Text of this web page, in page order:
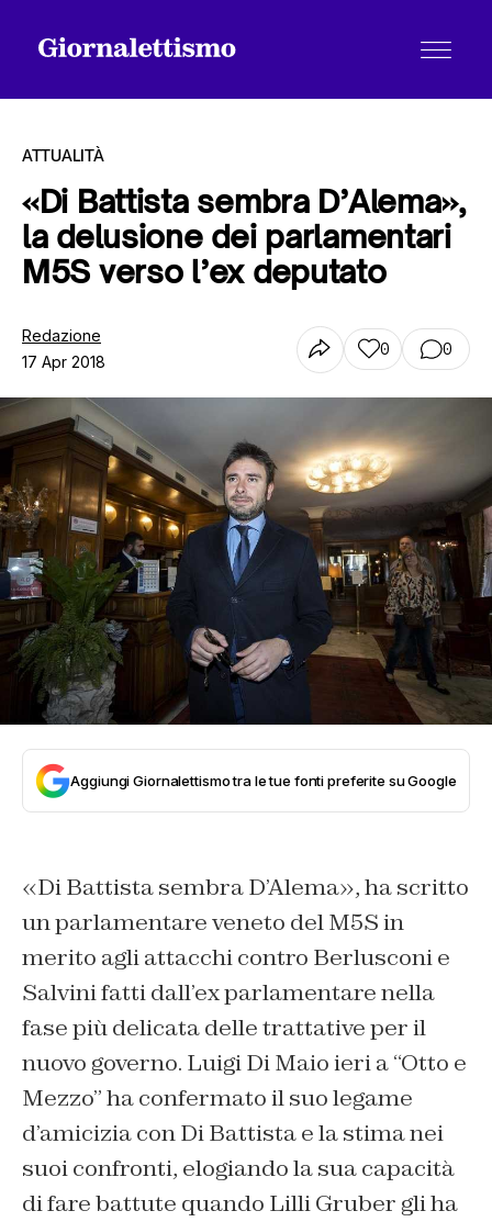
Tutti gli articoli
Chi siamo
Contatti
ATTUALITÀ
«Di Battista sembra D’Alema»,
la delusione dei parlamentari
M5S verso l’ex deputato
Redazione
17 Apr 2018
0 0
Aggiungi Giornalettismo tra le tue fonti preferite su Google
«Di Battista sembra D’Alema», ha scritto
un parlamentare veneto del M5S in
merito agli attacchi contro Berlusconi e
Salvini fatti dall’ex parlamentare nella
fase più delicata delle trattative per il
nuovo governo. Luigi Di Maio ieri a “Otto e
Mezzo” ha confermato il suo legame
d’amicizia con Di Battista e la stima nei
suoi confronti, elogiando la sua capacità
di fare battute quando Lilli Gruber gli ha